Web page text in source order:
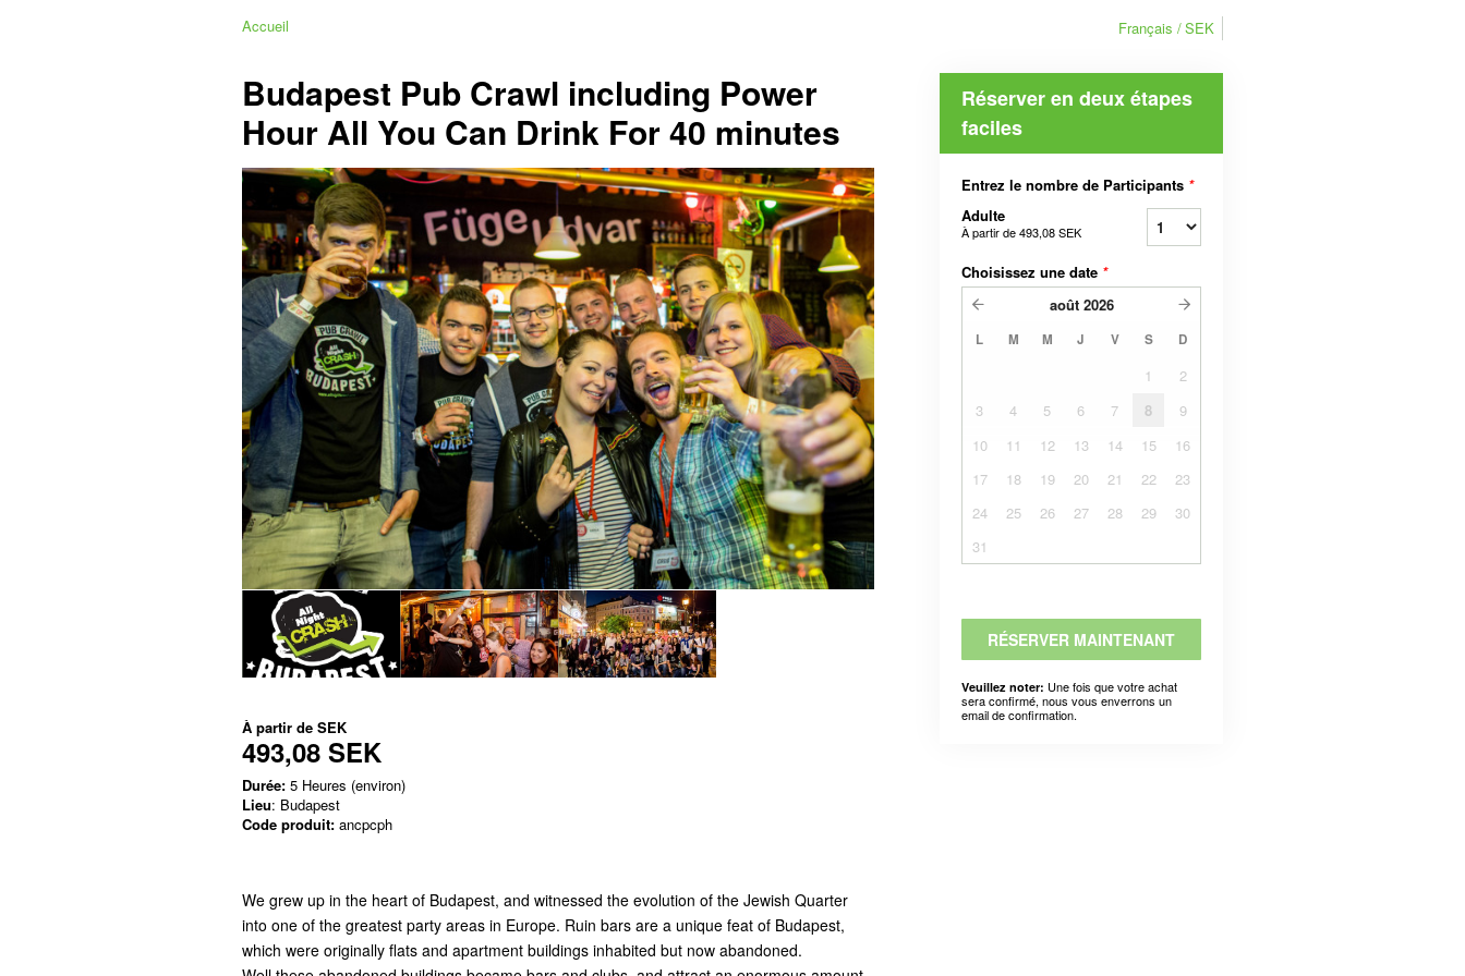
Accueil Français SEK
Budapest Pub Crawl including Power
Hour All You Can Drink For 40 minutes
À partir de SEK
493,08 SEK
Durée: 5 Heures (environ)
Lieu: Budapest
Code produit: ancpcph
We grew up in the heart of Budapest, and witnessed the evolution of the Jewish Quarter
into one of the greatest party areas in Europe. Ruin bars are a unique feat of Budapest,
which were originally flats and apartment buildings inhabited but now abandoned.
Réserver en deux étapes
faciles
Entrez le nombre de Participants *
Adulte
À partir de493,08 SEK
Choisissez une date *
août 2026
L M M J V S D
1
2
3
4 5 6 7 8
9
10
11 12 13 14 15
16
17
18 19 20 21 22
23
24
25 26 27 28 29
30
31
RÉSERVER MAINTENANT
Veuillez noter: Une fois que votre achat
sera confirmé, nous vous enverrons un
email de confirmation.